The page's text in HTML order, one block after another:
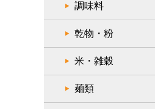
調味料
乾物・粉
米・雑穀
麺類